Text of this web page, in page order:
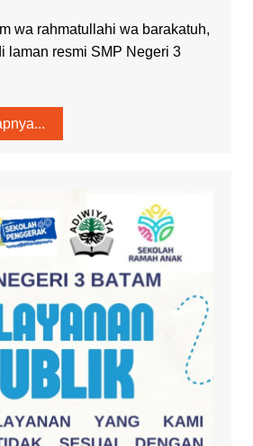
wa rahmatullahi wa barakatuh,
laman resmi SMP Negeri 3